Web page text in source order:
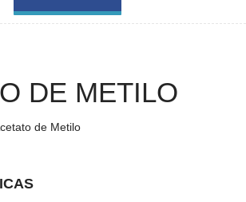
DE METILO
de Metilo